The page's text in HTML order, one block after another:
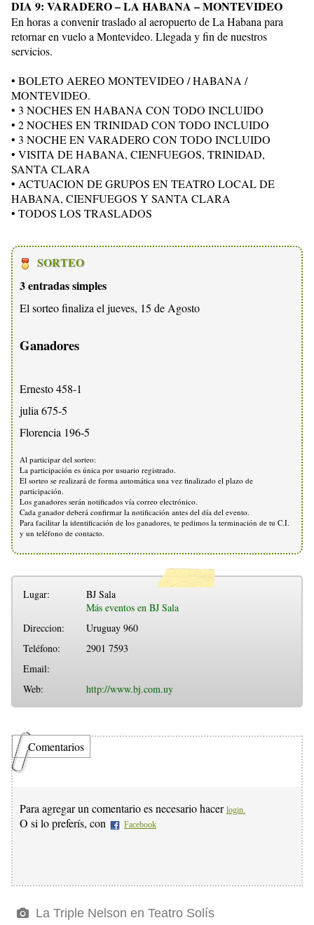
DIA 9: VARADERO – LA HABANA – MONTEVIDEO
En horas a convenir traslado al aeropuerto de La Habana para
retornar en vuelo a Montevideo. Llegada y fin de nuestros
servicios.
• BOLETO AEREO MONTEVIDEO / HABANA /
MONTEVIDEO.
• 3 NOCHES EN HABANA CON TODO INCLUIDO
• 2 NOCHES EN TRINIDAD CON TODO INCLUIDO
• 3 NOCHE EN VARADERO CON TODO INCLUIDO
• VISITA DE HABANA, CIENFUEGOS, TRINIDAD,
SANTA CLARA
• ACTUACION DE GRUPOS EN TEATRO LOCAL DE
HABANA, CIENFUEGOS Y SANTA CLARA
• TODOS LOS TRASLADOS
SORTEO
3 entradas simples
El sorteo finaliza el jueves, 15 de Agosto
Ganadores
Ernesto 458-1
julia 675-5
Florencia 196-5
Al participar del sorteo:
La participación es única por usuario registrado.
El sorteo se realizará de forma automática una vez finalizado el plazo de
participación.
Los ganadores serán notificados vía correo electrónico.
Cada ganador deberá confirmar la notificación antes del día del evento.
Para facilitar la identificación de los ganadores, te pedimos la terminación de tu C.I.
y un teléfono de contacto.
Lugar:
BJ Sala
Más eventos en BJ Sala
Direccion:
Uruguay 960
Teléfono:
2901 7593
Email:
Web:
http://www.bj.com.uy
Comentarios
Para agregar un comentario es necesario hacer login.
O si lo preferís, con Facebook
La Triple Nelson en Teatro Solís